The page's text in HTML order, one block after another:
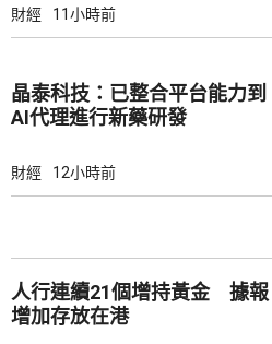
財經 11小時前
晶泰科技：已整合平台能力到
AI代理進行新藥研發
財經 12小時前
人行連續21個增持黃金 據報
增加存放在港